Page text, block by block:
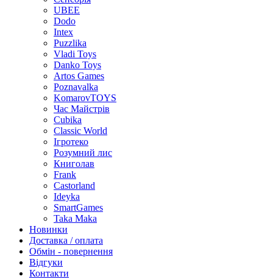
UBEE
Dodo
Intex
Puzzlika
Vladi Toys
Danko Toys
Artos Games
Poznavalka
KomarovTOYS
Час Майстрів
Cubika
Classic World
Ігротеко
Розумний лис
Книголав
Frank
Castorland
Ideyka
SmartGames
Taka Maka
Новинки
Доставка / оплата
Обмін - повернення
Відгуки
Контакти